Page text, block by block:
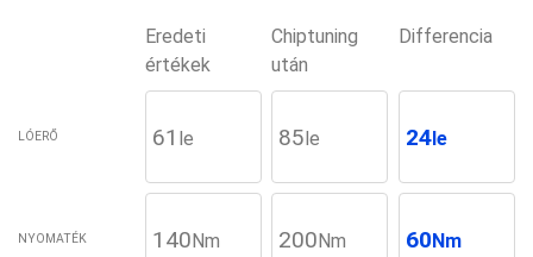
Eredeti
értékek
Chiptuning
után
Differencia
LÓERŐ 61 le 85le 24le
NYOMATÉK 140Nm 200Nm 60Nm